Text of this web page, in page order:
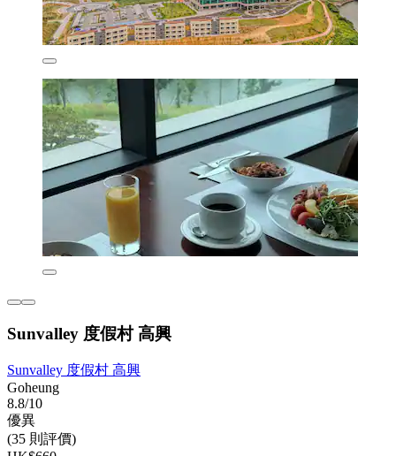
Sunvalley 度假村 高興
Sunvalley 度假村 高興
Goheung
8.8/10
優異
(35 則評價)